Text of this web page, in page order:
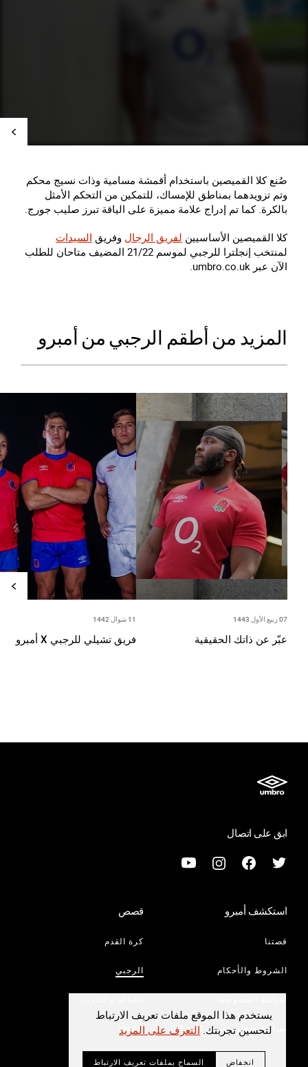
صُنع كلا القميصين باستخدام أقمشة مسامية وذات نسيج محكم
وتم تزويدهما بمناطق للإمساك، للتمكين من التحكم الأمثل
بالكرة. كما تم إدراج علامة مميزة على الياقة تبرز صليب جورج.
كلا القميصين الأساسيين لفريق الرجال وفريق السيدات
لمنتخب إنجلترا للرجبي لموسم 21/22 المضيف متاحان للطلب
الآن عبر umbro.co.uk.
المزيد من أطقم الرجبي من أمبرو
07 ربيع الأول 1443
عبّر عن ذاتك الحقيقية
11 شوال 1442
فريق تشيلي للرجبي X أمبرو
ابق على اتصال
استكشف أمبرو
قصتنا
الشروط والأحكام
سياسة ملفات تعريف الارتباط
قصص
كرة القدم
الرجبي
الأناقة
يستخدم هذا الموقع ملفات تعريف الارتباط
لتحسين تجربتك. التعرف على المزيد
انخفاض السماح بملفات تعريف الارتباط